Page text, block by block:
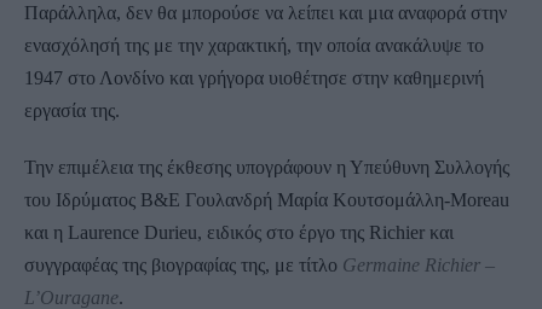
Παράλληλα, δεν θα μπορούσε να λείπει και μια αναφορά στην
ενασχόλησή της με την χαρακτική, την οποία ανακάλυψε το
1947 στο Λονδίνο και γρήγορα υιοθέτησε στην καθημερινή
εργασία της.
Την επιμέλεια της έκθεσης υπογράφουν η Υπεύθυνη Συλλογής
του Ιδρύματος Β&Ε Γουλανδρή Μαρία Κουτσομάλλη-Moreau
και η Laurence Durieu, ειδικός στο έργο της Richier και
συγγραφέας της βιογραφίας της, με τίτλο Germaine Richier –
L’Ouragane.